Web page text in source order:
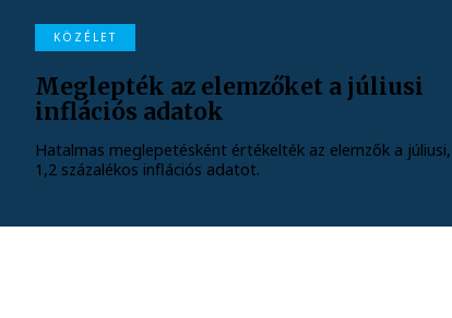
KÖZÉLET
Meglepték az elemzőket a júliusi
inflációs adatok
Hatalmas meglepetésként értékelték az elemzők a júliusi,
1,2 százalékos inflációs adatot.